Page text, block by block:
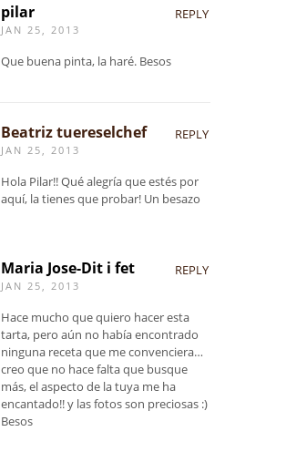
pilar
JAN 25, 2013
REPLY
Que buena pinta, la haré. Besos
Beatriz tuereselchef
JAN 25, 2013
REPLY
Hola Pilar!! Qué alegría que estés por
aquí, la tienes que probar! Un besazo
Maria Jose-Dit i fet
JAN 25, 2013
REPLY
Hace mucho que quiero hacer esta
tarta, pero aún no había encontrado
ninguna receta que me convenciera…
creo que no hace falta que busque
más, el aspecto de la tuya me ha
encantado!! y las fotos son preciosas :)
Besos